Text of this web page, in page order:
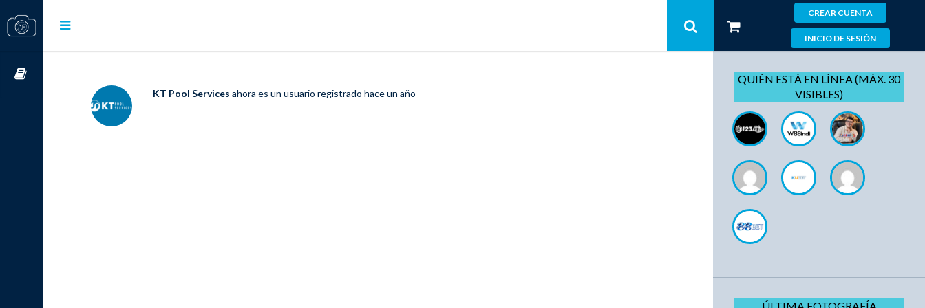
CREAR CUENTA
INICIO DE SESIÓN
KT Pool Services ahora es un usuario registrado hace un año
QUIÉN ESTÁ EN LÍNEA (MÁX. 30
VISIBLES)